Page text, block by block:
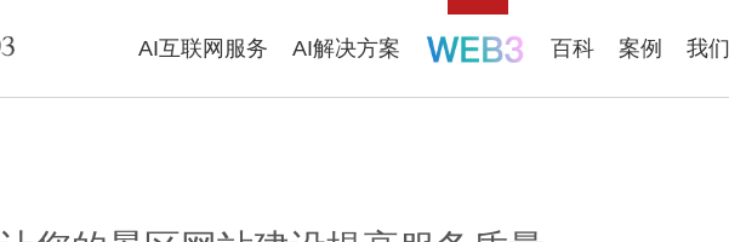
AI互联网服务 AI解决方案 百科 案例 我们